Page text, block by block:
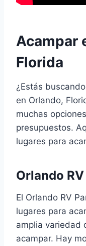
Acampar
Florida
¿Estás
en Orlando,
muchas
presupuestos.
lugares para
Orlando
El Orlando RV
lugares para
amplia variedad
acampar. Hay